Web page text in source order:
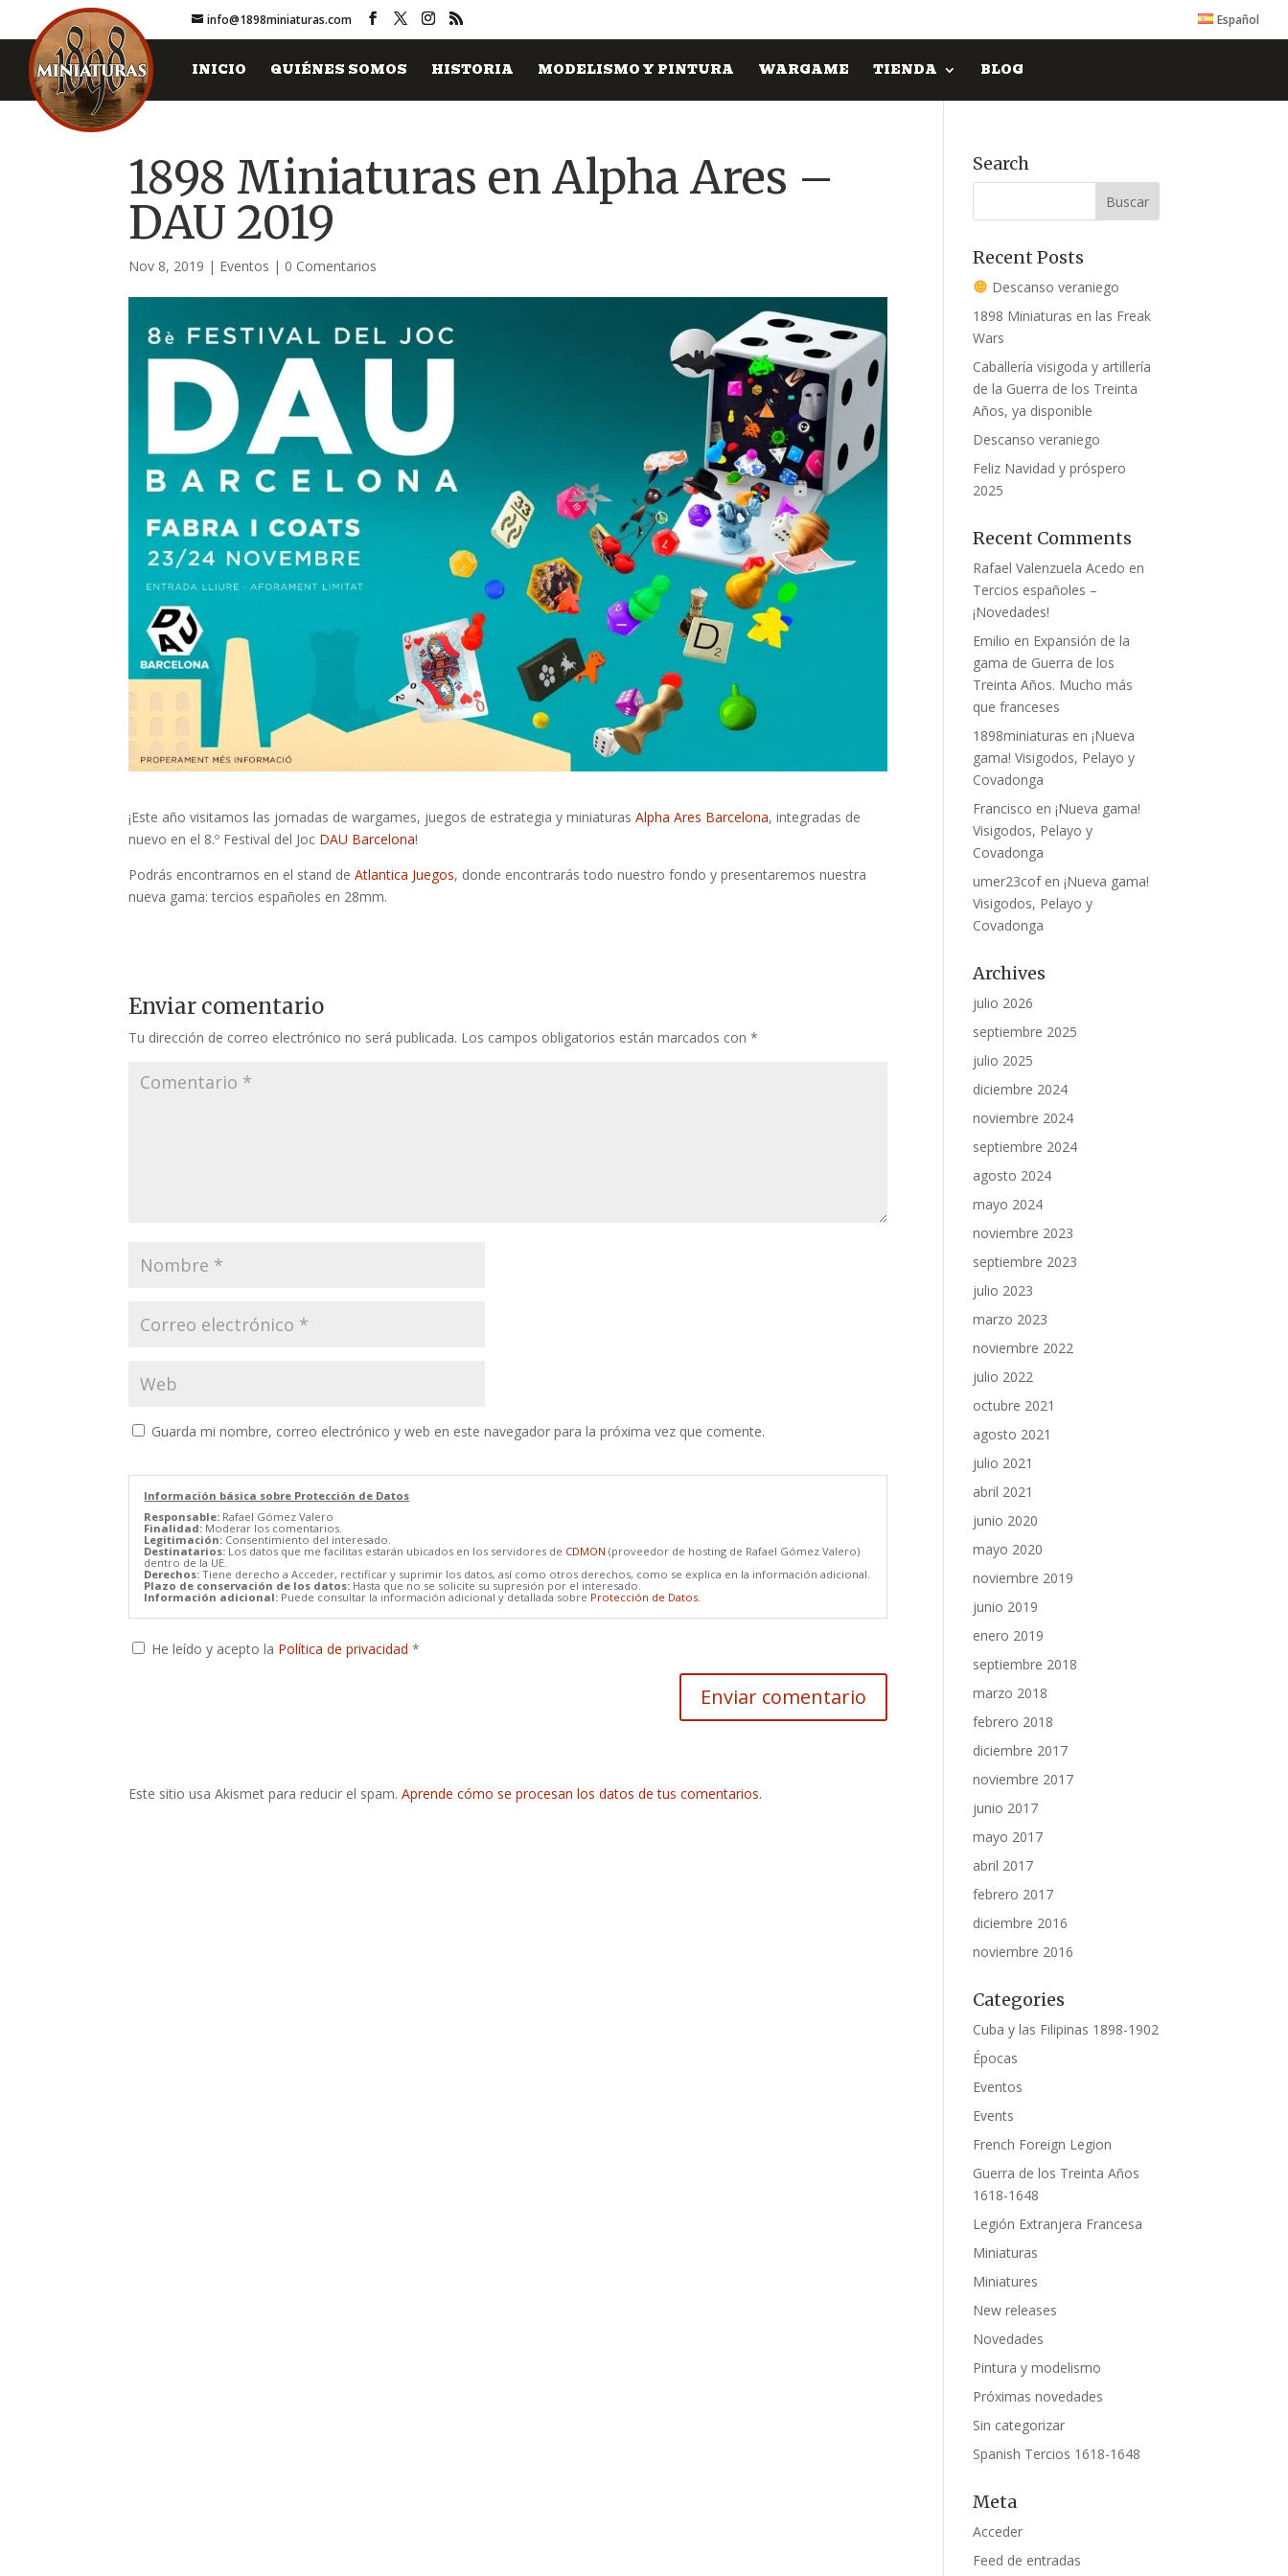
info@1898miniaturas.com Español
INICIO QUIÉNES SOMOS HISTORIA MODELISMO Y PINTURA WARGAME TIENDA BLOG
1898 Miniaturas en Alpha Ares –
DAU 2019
Nov 8, 2019 | Eventos | 0 Comentarios
¡Este año visitamos las jornadas de wargames, juegos de estrategia y miniaturasAlpha Ares Barcelona, integradas de
nuevo en el 8.º Festival del Joc DAU Barcelona!
Podrás encontrarnos en el stand deAtlantica Juegos, donde encontrarás todo nuestro fondo y presentaremos nuestra
nueva gama: tercios españoles en 28mm.
Enviar comentario
Tu dirección de correo electrónico no será publicada. Los campos obligatorios están marcados con*
Guarda mi nombre, correo electrónico y web en este navegador para la próxima vez que comente.
Información básica sobre Protección de Datos
Responsable: Rafael Gómez Valero
Finalidad: Moderar los comentarios.
Legitimación: Consentimiento del interesado.
Destinatarios: Los datos que me facilitas estarán ubicados en los servidores de CDMON (proveedor de hosting de Rafael Gómez Valero)
dentro de la UE.
Derechos: Tiene derecho a Acceder, rectificar y suprimir los datos, así como otros derechos, como se explica en la información adicional.
Plazo de conservación de los datos: Hasta que no se solicite su supresión por el interesado.
Información adicional: Puede consultar la información adicional y detallada sobre Protección de Datos.
He leído y acepto la Política de privacidad*
Este sitio usa Akismet para reducir el spam.Aprende cómo se procesan los datos de tus comentarios.
Search
Recent Posts
Descanso veraniego
1898 Miniaturas en las Freak
Wars
Caballería visigoda y artillería
de la Guerra de los Treinta
Años, ya disponible
Descanso veraniego
Feliz Navidad y próspero
2025
Recent Comments
Rafael Valenzuela Acedo en
Tercios españoles –
¡Novedades!
Emilio en Expansión de la
gama de Guerra de los
Treinta Años. Mucho más
que franceses
1898miniaturas en¡Nueva
gama! Visigodos, Pelayo y
Covadonga
Francisco en¡Nueva gama!
Visigodos, Pelayo y
Covadonga
umer23cofen¡Nueva gama!
Visigodos, Pelayo y
Covadonga
Archives
julio 2026
septiembre 2025
julio 2025
diciembre 2024
noviembre 2024
septiembre 2024
agosto 2024
mayo 2024
noviembre 2023
septiembre 2023
julio 2023
marzo 2023
noviembre 2022
julio 2022
octubre 2021
agosto 2021
julio 2021
abril 2021
junio 2020
mayo 2020
noviembre 2019
junio 2019
enero 2019
septiembre 2018
marzo 2018
febrero 2018
diciembre 2017
noviembre 2017
junio 2017
mayo 2017
abril 2017
febrero 2017
diciembre 2016
noviembre 2016
Categories
Cuba y las Filipinas 1898-1902
Épocas
Eventos
Events
French Foreign Legion
Guerra de los Treinta Años
1618-1648
Legión Extranjera Francesa
Miniaturas
Miniatures
New releases
Novedades
Pintura y modelismo
Próximas novedades
Sin categorizar
Spanish Tercios 1618-1648
Meta
Acceder
Feed de entradas